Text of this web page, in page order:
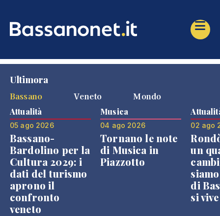
Ultimora
Bassano
Veneto Mondo
Attualità
05 ago 2026
Bassano-
Bardolino per la
Cultura 2029: i
dati del turismo
aprono il
confronto
veneto
Musica
04 ago 2026
Tornano le note
di Musica in
Piazzotto
02 ago
un
di
si